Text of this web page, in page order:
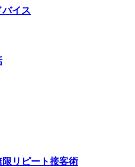
バイス
リピート接客術